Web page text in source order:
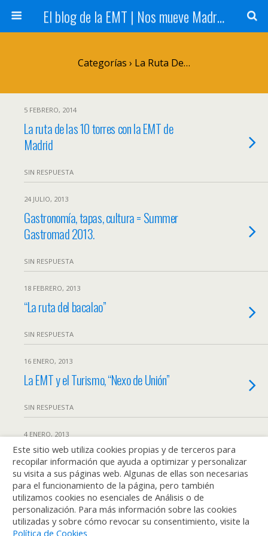
El blog de la EMT | Nos mueve Madrid
Categorías › La Ruta De…
5 FEBRERO, 2014
La ruta de las 10 torres con la EMT de
Madrid
SIN RESPUESTA
24 JULIO, 2013
Gastronomía, tapas, cultura = Summer
Gastromad 2013.
SIN RESPUESTA
18 FEBRERO, 2013
“La ruta del bacalao”
SIN RESPUESTA
16 ENERO, 2013
La EMT y el Turismo, “Nexo de Unión”
SIN RESPUESTA
4 ENERO, 2013
QUERIDOS REYES MAGOS…
SIN RESPUESTA
Cargar Más De Esta Categoría…
Este sitio web utiliza cookies propias y de terceros para
recopilar información que ayuda a optimizar y personalizar
su visita a sus páginas web. Algunas de ellas son necesarias
para el funcionamiento de la página, pero también
utilizamos cookies no esenciales de Análisis o de
personalización. Para más información sobre las cookies
utilizadas y sobre cómo revocar su consentimiento, visite la
Política de Cookies